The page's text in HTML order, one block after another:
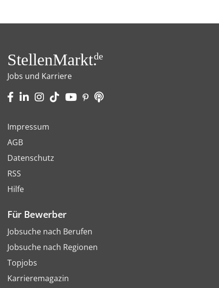
StellenMarkt.de
Jobs und Karriere
Impressum
AGB
Datenschutz
RSS
Hilfe
Für Bewerber
Jobsuche nach Berufen
Jobsuche nach Regionen
Topjobs
Karrieremagazin